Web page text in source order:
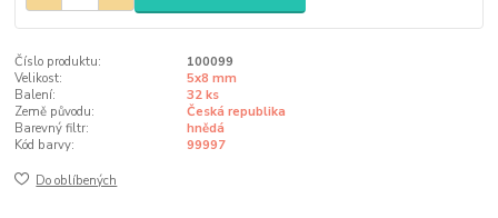
Číslo produktu:
100099
Velikost:
5x8 mm
Balení:
32 ks
Země původu:
Česká republika
Barevný filtr:
hnědá
Kód barvy:
99997
Do oblíbených